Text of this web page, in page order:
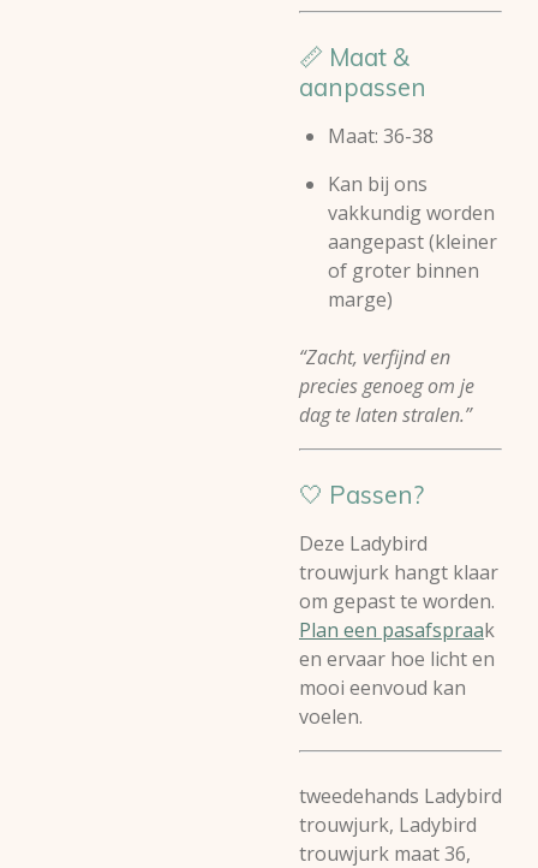
📏 Maat &
aanpassen
Maat: 36-38
Kan bij ons
vakkundig worden
aangepast (kleiner
of groter binnen
marge)
“Zacht, verfijnd en
precies genoeg om je
dag te laten stralen.”
🤍 Passen?
Deze Ladybird
trouwjurk hangt klaar
om gepast te worden.
Plan een pasafspraak
en ervaar hoe licht en
mooi eenvoud kan
voelen.
tweedehands Ladybird
trouwjurk, Ladybird
trouwjurk maat 36,